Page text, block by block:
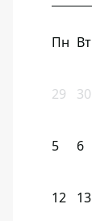
Пн Вт
29 30
5 6
12 13